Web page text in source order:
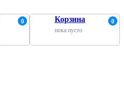
0 0
Корзина
пока пусто